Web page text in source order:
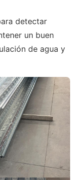
detectar
un buen
de agua y